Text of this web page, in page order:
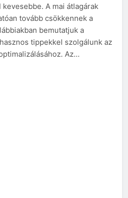
A mai átlagárak
tovább csökkennek a
bemutatjuk a
tippekkel szolgálunk az
Az…